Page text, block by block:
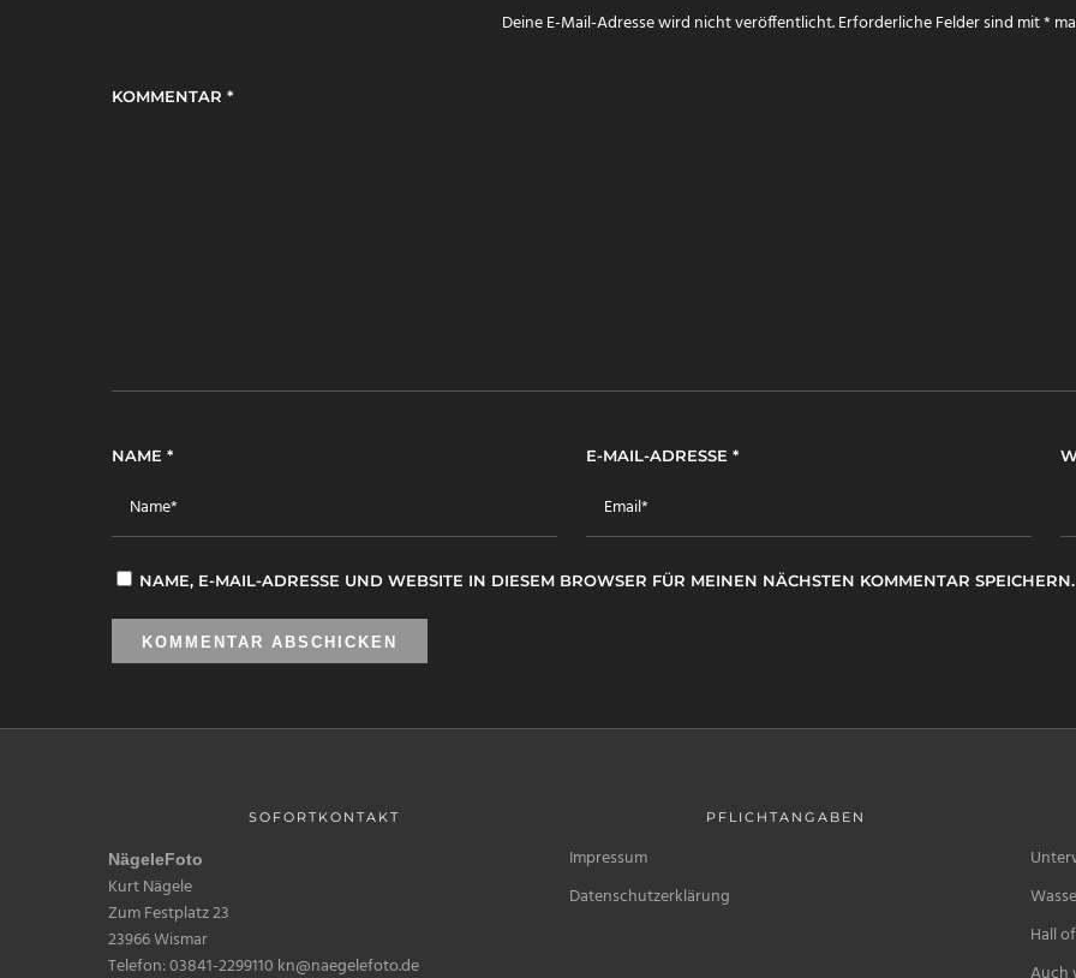
Deine E-Mail-Adresse wird nicht veröffentlicht.Erforderliche Felder sind mit*
KOMMENTAR *
NAME * E-MAIL-ADRESSE *
NAME, E-MAIL-ADRESSE UND WEBSITE IN DIESEM BROWSER FÜR MEINEN NÄCHSTEN KOMMENTAR SPEICHERN.
SOFORTKONTAKT
NägeleFoto
Kurt Nägele
Zum Festplatz 23
23966 Wismar
Telefon: 03841-2299110 kn@naegelefoto.de
PFLICHTANGABEN
Impressum
Datenschutzerklärung
Hall